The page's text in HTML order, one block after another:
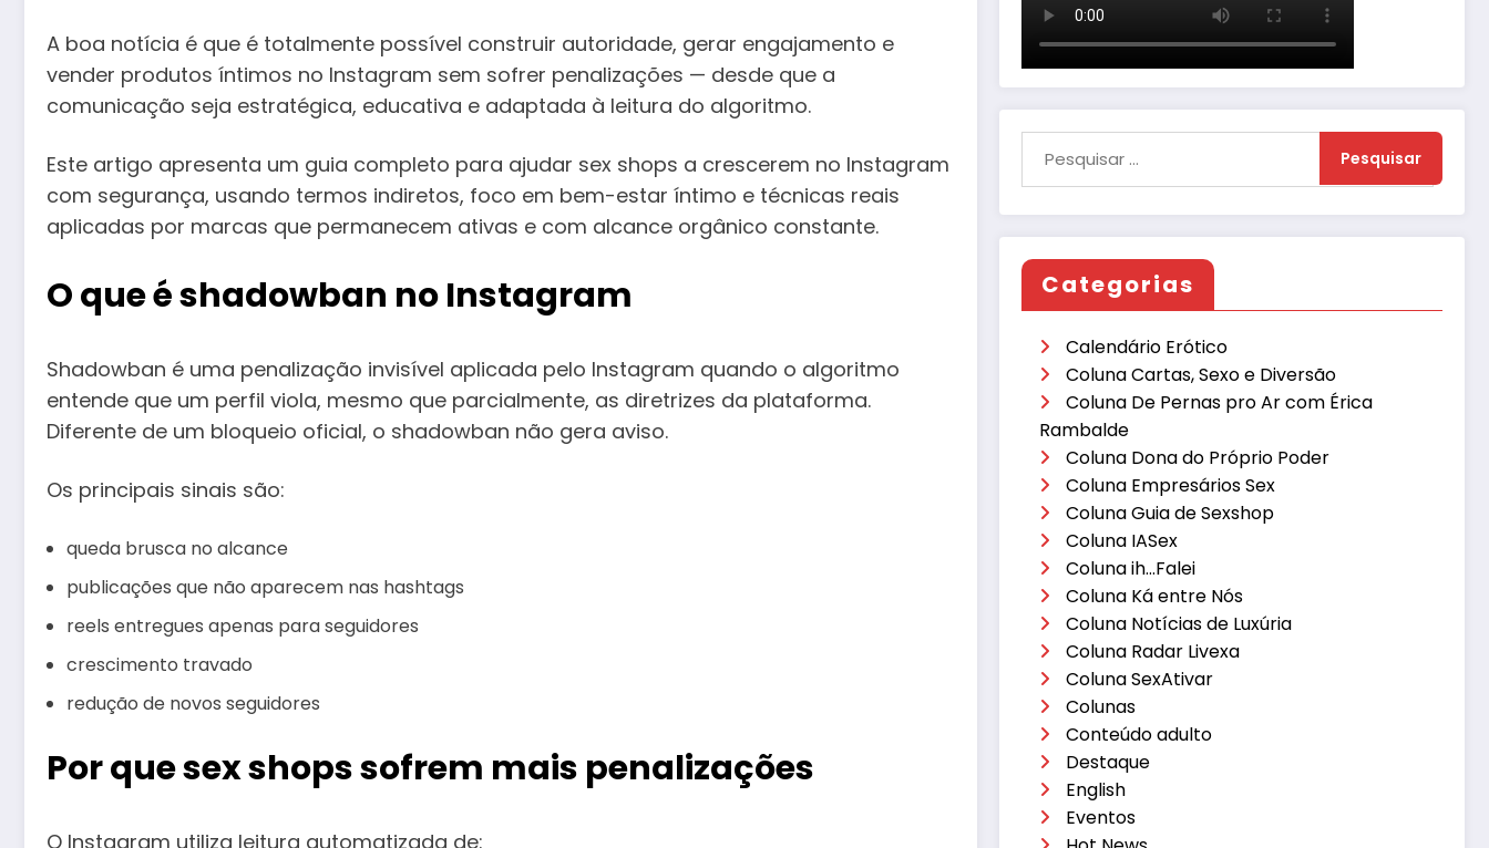
A boa notícia é que é totalmente possível construir autoridade, gerar engajamento e
vender produtos íntimos no Instagram sem sofrer penalizações — desde que a
comunicação seja estratégica, educativa e adaptada à leitura do algoritmo.
Este artigo apresenta um guia completo para ajudar sex shops a crescerem no Instagram
com segurança, usando termos indiretos, foco em bem-estar íntimo e técnicas reais
aplicadas por marcas que permanecem ativas e com alcance orgânico constante.
O que é shadowban no Instagram
Shadowban é uma penalização invisível aplicada pelo Instagram quando o algoritmo
entende que um perfil viola, mesmo que parcialmente, as diretrizes da plataforma.
Diferente de um bloqueio oficial, o shadowban não gera aviso.
Os principais sinais são:
queda brusca no alcance
publicações que não aparecem nas hashtags
reels entregues apenas para seguidores
crescimento travado
redução de novos seguidores
Por que sex shops sofrem mais penalizações
O Instagram utiliza leitura automatizada de:
Categorias
Calendário Erótico
Coluna Cartas, Sexo e Diversão
Coluna De Pernas pro Ar com Érica
Rambalde
Coluna Dona do Próprio Poder
Coluna Empresários Sex
Coluna Guia de Sexshop
Coluna IASex
Coluna ih…Falei
Coluna Ká entre Nós
Coluna Notícias de Luxúria
Coluna Radar Livexa
Coluna SexAtivar
Colunas
Conteúdo adulto
Destaque
English
Eventos